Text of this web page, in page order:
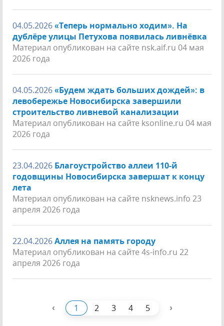
04.05.2026«Теперь нормально ходим». На
дублёре улицы Петухова появилась ливнёвка
Материал опубликован на сайте nsk.aif.ru 04 мая
2026 года
04.05.2026«Будем ждать больших дождей»: в
левобережье Новосибирска завершили
строительство ливневой канализации
Материал опубликован на сайте ksonline.ru 04 мая
2026 года
23.04.2026 Благоустройство аллеи 110-й
годовщины Новосибирска завершат к концу
лета
Материал опубликован на сайте nsknews.info 23
апреля 2026 года
22.04.2026Аллея на память городу
Материал опубликован на сайте 4s-info.ru 22
апреля 2026 года
‹ 1 2 3 4 5 ›